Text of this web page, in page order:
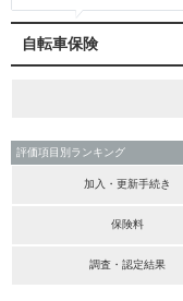
自転車保険
評価項目別ランキング
加入・更新手続き
保険料
調査・認定結果